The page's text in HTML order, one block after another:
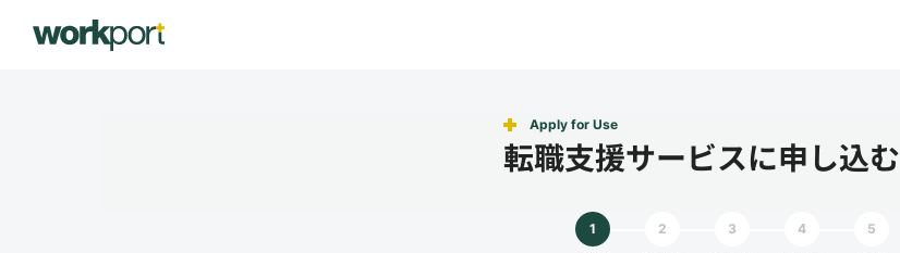
Apply for Use
転職支援サービスに申し込む
1 2 3 4 5